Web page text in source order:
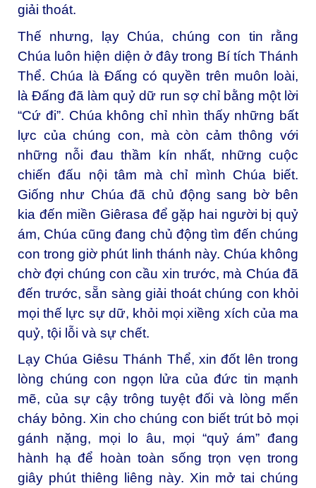
giải thoát.
Thế nhưng, lạy Chúa, chúng con tin rằng
Chúa luôn hiện diện ở đây trong Bí tích Thánh
Thể. Chúa là Đấng có quyền trên muôn loài,
là Đấng đã làm quỷ dữ run sợ chỉ bằng một lời
“Cứ đi”. Chúa không chỉ nhìn thấy những bất
lực của chúng con, mà còn cảm thông với
những nỗi đau thầm kín nhất, những cuộc
chiến đấu nội tâm mà chỉ mình Chúa biết.
Giống như Chúa đã chủ động sang bờ bên
kia đến miền Giêrasa để gặp hai người bị quỷ
ám, Chúa cũng đang chủ động tìm đến chúng
con trong giờ phút linh thánh này. Chúa không
chờ đợi chúng con cầu xin trước, mà Chúa đã
đến trước, sẵn sàng giải thoát chúng con khỏi
mọi thế lực sự dữ, khỏi mọi xiềng xích của ma
quỷ, tội lỗi và sự chết.
Lạy Chúa Giêsu Thánh Thể, xin đốt lên trong
lòng chúng con ngọn lửa của đức tin mạnh
mẽ, của sự cậy trông tuyệt đối và lòng mến
cháy bỏng. Xin cho chúng con biết trút bỏ mọi
gánh nặng, mọi lo âu, mọi “quỷ ám” đang
hành hạ để hoàn toàn sống trọn vẹn trong
giây phút thiêng liêng này. Xin mở tai chúng